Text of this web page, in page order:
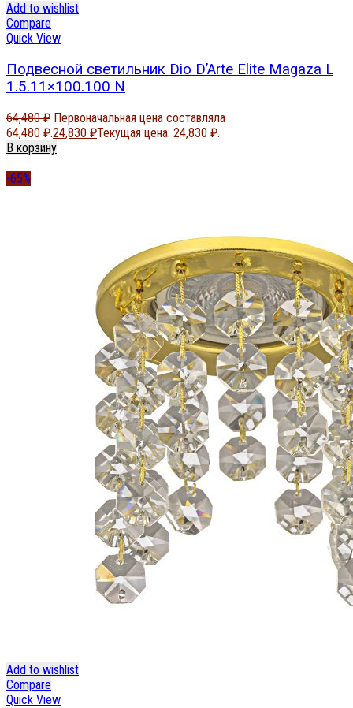
Add to wishlist
Compare
Quick View
Подвесной светильник Dio D’Arte Elite Magaza L
1.5.11×100.100 N
64,480₽ Первоначальная цена составляла
64,480 ₽.24,830 ₽Текущая цена: 24,830 ₽.
В корзину
-65%
Add to wishlist
Compare
Quick View